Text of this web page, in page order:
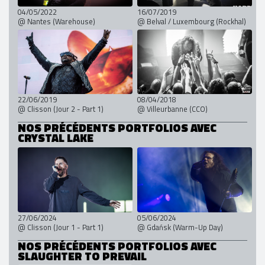
04/05/2022
@ Nantes (Warehouse)
16/07/2019
@ Belval / Luxembourg (Rockhal)
22/06/2019
@ Clisson (Jour 2 - Part 1)
08/04/2018
@ Villeurbanne (CCO)
NOS PRÉCÉDENTS PORTFOLIOS AVEC
CRYSTAL LAKE
27/06/2024
@ Clisson (Jour 1 - Part 1)
05/06/2024
@ Gdańsk (Warm-Up Day)
NOS PRÉCÉDENTS PORTFOLIOS AVEC
SLAUGHTER TO PREVAIL